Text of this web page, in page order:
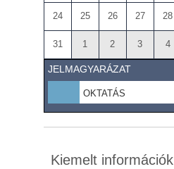
24 25 26 27 28
31 1 2 3 4
JELMAGYARÁZAT
OKTATÁS
Kiemelt információk